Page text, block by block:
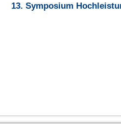
13. Symposium